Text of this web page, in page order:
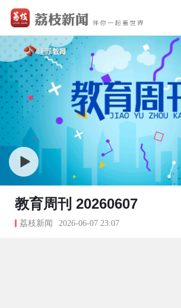
教育周刊 20260607
荔枝新闻 2026-06-07 23:07